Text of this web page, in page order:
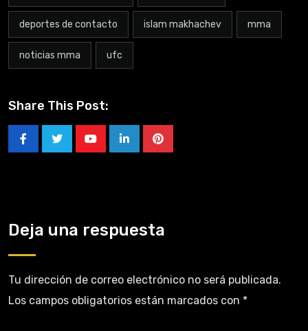
deportes de contacto islam makhachev mma
noticias mma ufc
Share This Post:
Deja una respuesta
Tu dirección de correo electrónico no será publicada.
Los campos obligatorios están marcados con *